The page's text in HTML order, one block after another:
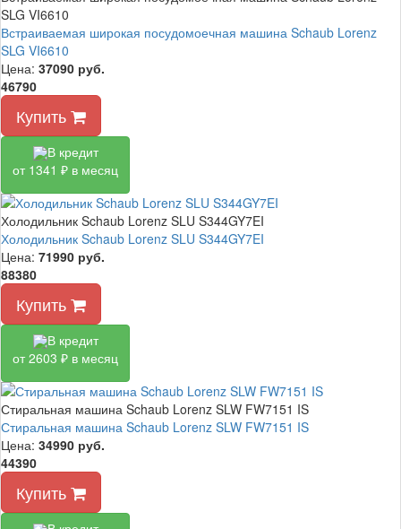
SLG VI6610
Встраиваемая широкая посудомоечная машина Schaub Lorenz
SLG VI6610
Цена: 37090 руб.
46790
Купить
В кредит
от 1341 ₽ в месяц
Холодильник Schaub Lorenz SLU S344GY7EI
Холодильник Schaub Lorenz SLU S344GY7EI
Цена: 71990 руб.
88380
Купить
В кредит
от 2603 ₽ в месяц
Стиральная машина Schaub Lorenz SLW FW7151 IS
Стиральная машина Schaub Lorenz SLW FW7151 IS
Цена: 34990 руб.
44390
Купить